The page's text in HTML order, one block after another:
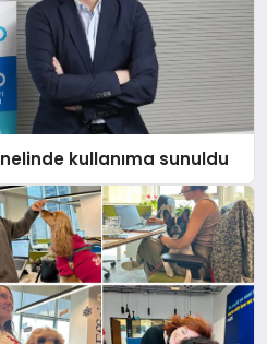
kullanıma sunuldu